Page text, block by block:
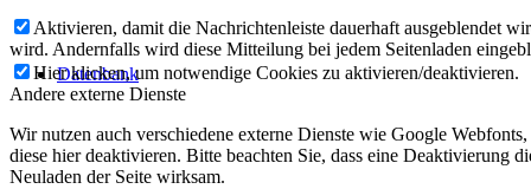
Datenbank
Aktivieren, damit die Nachrichtenleiste dauerhaft ausgeblendet
wird. Andernfalls wird diese Mitteilung bei jedem Seitenladen
Hier klicken, um notwendige Cookies zu aktivieren/deaktivieren.
Andere externe Dienste
Wir nutzen auch verschiedene externe Dienste wie Google
diese hier deaktivieren. Bitte beachten Sie, dass eine Deaktivierung
Neuladen der Seite wirksam.